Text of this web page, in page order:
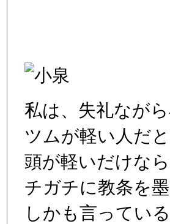
私は、失礼なが
ツムが軽い人だ
頭が軽いだけな
チガチに教条を
しかも言ってい